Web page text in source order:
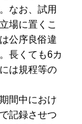
なお、試用
場に置くこ
公序良俗違
長くても6カ
は規程等の
間中におけ
記録させつ